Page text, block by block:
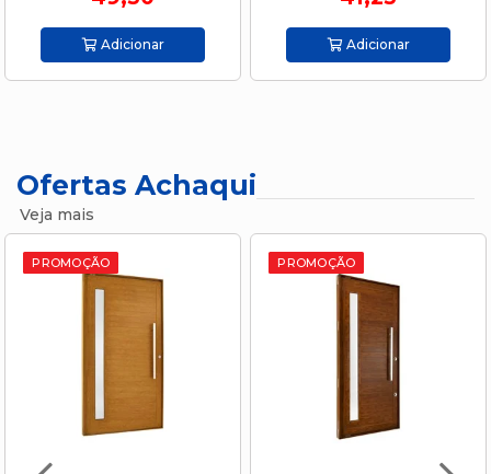
Adicionar Adicionar
Ofertas Achaqui
Veja mais
PROMOÇÃO PROMOÇÃO